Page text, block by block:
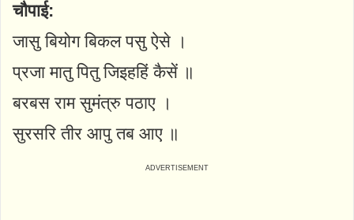
चौपाई:
जासु बियोग बिकल पसु ऐसे ।
प्रजा मातु पितु जिइहहिं कैसें ॥
बरबस राम सुमंत्रु पठाए ।
सुरसरि तीर आपु तब आए ॥